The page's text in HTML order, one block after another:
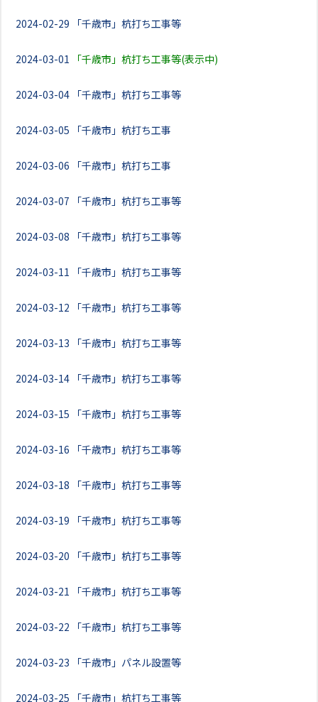
2024-02-29 「千歳市」杭打ち工事等
2024-03-01 「千歳市」杭打ち工事等(表示中)
2024-03-04 「千歳市」杭打ち工事等
2024-03-05 「千歳市」杭打ち工事
2024-03-06 「千歳市」杭打ち工事
2024-03-07 「千歳市」杭打ち工事等
2024-03-08 「千歳市」杭打ち工事等
2024-03-11 「千歳市」杭打ち工事等
2024-03-12 「千歳市」杭打ち工事等
2024-03-13 「千歳市」杭打ち工事等
2024-03-14 「千歳市」杭打ち工事等
2024-03-15 「千歳市」杭打ち工事等
2024-03-16 「千歳市」杭打ち工事等
2024-03-18 「千歳市」杭打ち工事等
2024-03-19 「千歳市」杭打ち工事等
2024-03-20 「千歳市」杭打ち工事等
2024-03-21 「千歳市」杭打ち工事等
2024-03-22 「千歳市」杭打ち工事等
2024-03-23 「千歳市」パネル設置等
2024-03-25 「千歳市」杭打ち工事等